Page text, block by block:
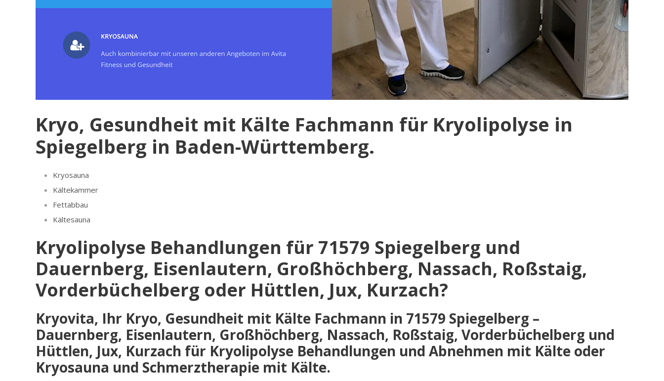
Kryo, Gesundheit mit Kälte Fachmann für Kryolipolyse in
Spiegelberg in Baden-Württemberg.
Kryosauna
Kältekammer
Fettabbau
Kältesauna
Kryolipolyse Behandlungen für 71579 Spiegelberg und
Dauernberg, Eisenlautern, Großhöchberg, Nassach, Roßstaig,
Vorderbüchelberg oder Hüttlen, Jux, Kurzach?
Kryovita, Ihr Kryo, Gesundheit mit Kälte Fachmann in 71579 Spiegelberg –
Dauernberg, Eisenlautern, Großhöchberg, Nassach, Roßstaig, Vorderbüchelberg und
Hüttlen, Jux, Kurzach für Kryolipolyse Behandlungen und Abnehmen mit Kälte oder
Kryosauna und Schmerztherapie mit Kälte.